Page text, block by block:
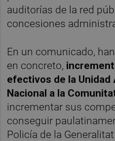
auditorías de la red
concesiones
En un comunicado,
en concreto,
efectivos de la Unidad
Nacional a la
incrementar sus
conseguir
Policía de la